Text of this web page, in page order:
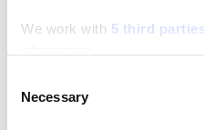
We work with 5 third parties
Selection
Necessary
na zasad neistraženom
temperamentom zadavala